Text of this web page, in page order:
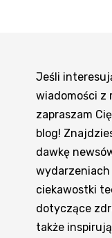
Jeśli
wiadomości z
zapraszam
blog!
dawkę
wydarzeniach
ciekawostki
dotyczące
także